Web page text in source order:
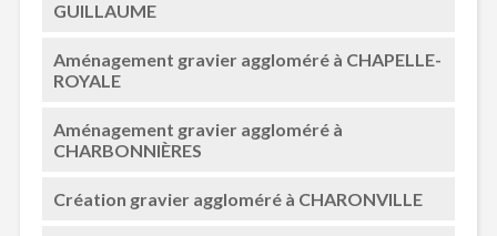
GUILLAUME
Aménagement gravier aggloméré à CHAPELLE-
ROYALE
Aménagement gravier aggloméré à
CHARBONNIÈRES
Création gravier aggloméré à CHARONVILLE